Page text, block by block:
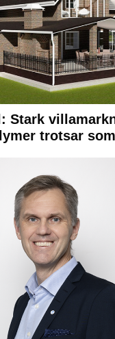
Stark
trotsar